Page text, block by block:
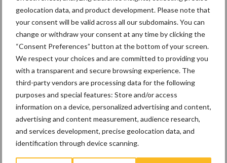
geolocation data, and product development. Please note that
your consent will be valid across all our subdomains. You can
change or withdraw your consent at any time by clicking the
“Consent Preferences” button at the bottom of your screen.
We respect your choices and are committed to providing you
with a transparent and secure browsing experience. The
third-party vendors are processing data for the following
purposes and special features: Store and/or access
information on a device, personalized advertising and content,
advertising and content measurement, audience research,
and services development, precise geolocation data, and
identification through device scanning.
22 dec
Kwaliteit als wapen tegen
internationale handelsdruk in de
veeteeltsector
BoerenPerspectief en Erfcoaching
Overijssel: ondersteuning bij grote
keuzes
Toon meer